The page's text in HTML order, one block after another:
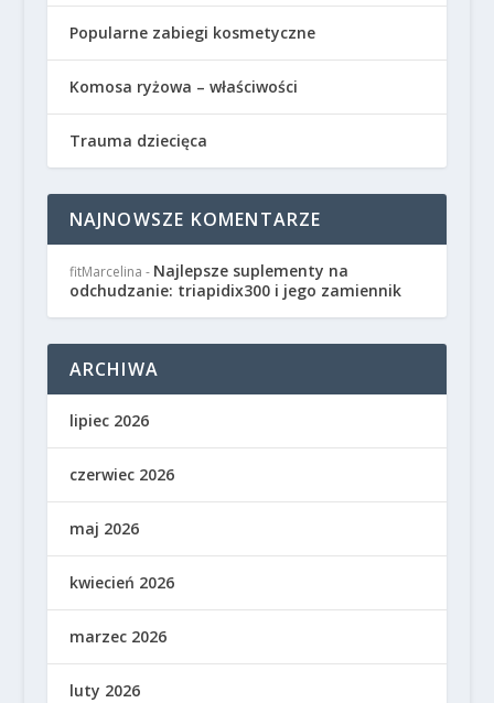
Popularne zabiegi kosmetyczne
Komosa ryżowa – właściwości
Trauma dziecięca
NAJNOWSZE KOMENTARZE
fitMarcelina - Najlepsze suplementy na
odchudzanie: triapidix300 i jego zamiennik
ARCHIWA
lipiec 2026
czerwiec 2026
maj 2026
kwiecień 2026
marzec 2026
luty 2026